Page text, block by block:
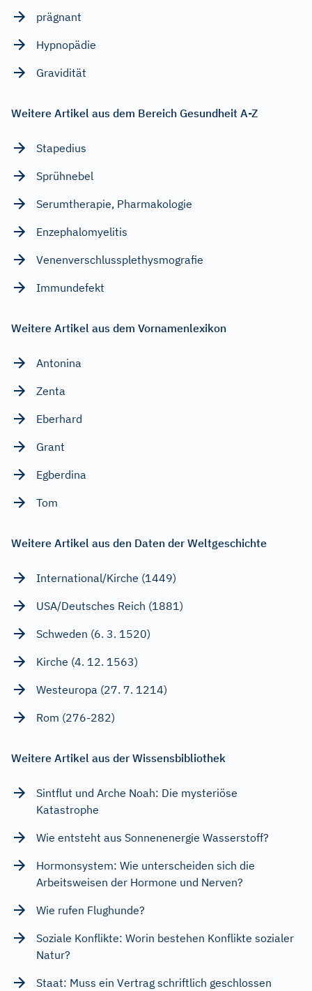
prägnant
Hypnopädie
Gravidität
Weitere Artikel aus dem Bereich Gesundheit A-Z
Stapedius
Sprühnebel
Serumtherapie, Pharmakologie
Enzephalomyelitis
Venenverschlussplethysmografie
Immundefekt
Weitere Artikel aus dem Vornamenlexikon
Antonina
Zenta
Eberhard
Grant
Egberdina
Tom
Weitere Artikel aus den Daten der Weltgeschichte
International/Kirche (1449)
USA/Deutsches Reich (1881)
Schweden (6. 3. 1520)
Kirche (4. 12. 1563)
Westeuropa (27. 7. 1214)
Rom (276-282)
Weitere Artikel aus der Wissensbibliothek
Sintflut und Arche Noah: Die mysteriöse
Katastrophe
Wie entsteht aus Sonnenenergie Wasserstoff?
Hormonsystem: Wie unterscheiden sich die
Arbeitsweisen der Hormone und Nerven?
Wie rufen Flughunde?
Soziale Konflikte: Worin bestehen Konflikte sozialer
Natur?
Staat: Muss ein Vertrag schriftlich geschlossen